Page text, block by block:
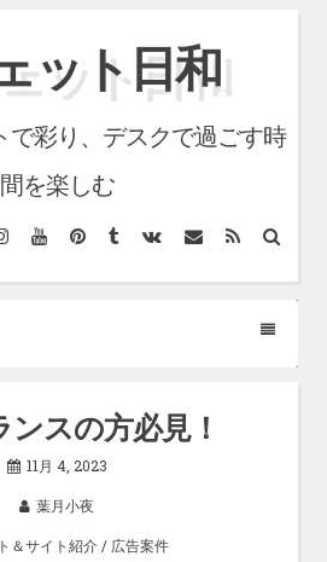
ット日和
で彩り、デスクで過ごす時
間を楽しむ
Instagram
YouTubePinterest
TumblrVK
メ
RSS
ンスの方必見！
11月 4, 2023
葉月小夜
＆サイト紹介/ 広告案件